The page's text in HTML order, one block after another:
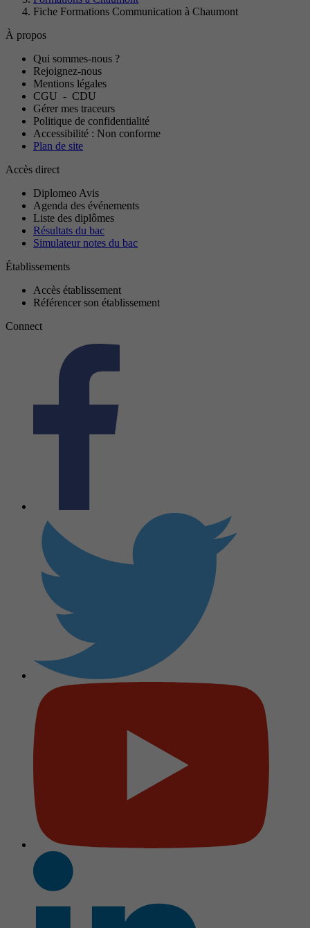
Fiche Formations Communication à Chaumont
À propos
Qui sommes-nous ?
Rejoignez-nous
Mentions légales
CGU - CDU
Gérer mes traceurs
Politique de confidentialité
Accessibilité : Non conforme
Plan de site
Accès direct
Diplomeo Avis
Agenda des événements
Liste des diplômes
Résultats du bac
Simulateur notes du bac
Établissements
Accès établissement
Référencer son établissement
Connect